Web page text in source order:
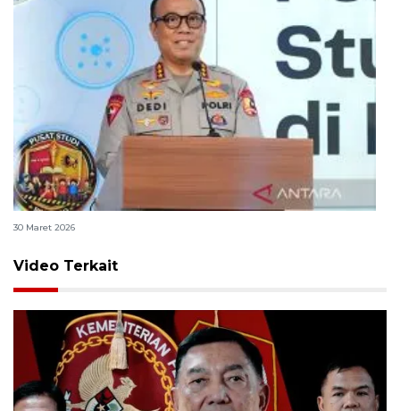
Polri bangun Laboratorium Sosial Sains Kepolisian
30 Maret 2026
Video Terkait